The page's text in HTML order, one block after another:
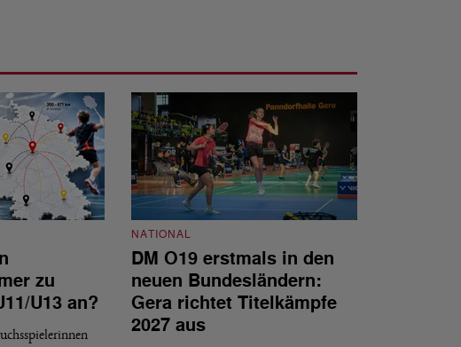
zu
U13 an?
NATIONAL
DM O19 erstmals in den
neuen Bundesländern:
Gera richtet Titelkämpfe
2027 aus